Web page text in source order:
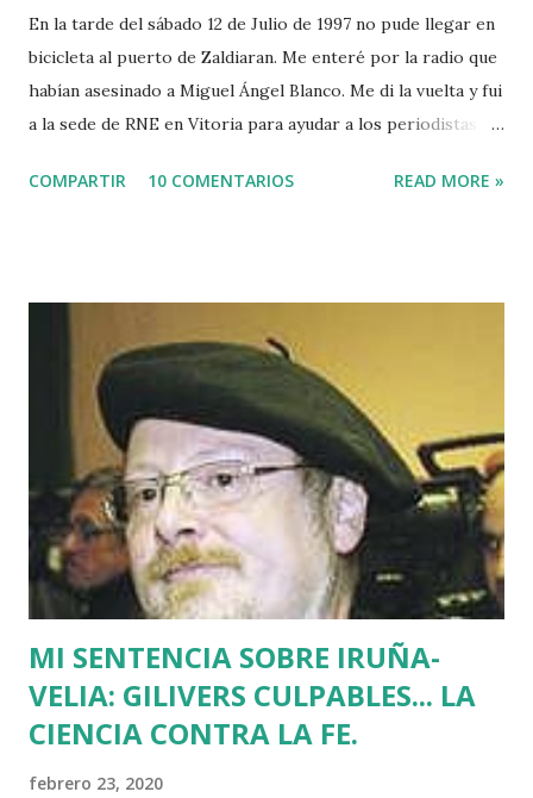
En la tarde del sábado 12 de Julio de 1997 no pude llegar en
bicicleta al puerto de Zaldiaran. Me enteré por la radio que
habían asesinado a Miguel Ángel Blanco. Me di la vuelta y fui
a la sede de RNE en Vitoria para ayudar a los periodistas
pudiera ocurrir después de que se cumpliera el plazo de 48
Batasuna, Rufi Etxeberria, que hasta el año pasado fue
dirigente de Sortu. Tras aquel vil secuestro, las calles de
Euskadi dejaron de ser dominadas por ETA y su entorno
político. Nadie recuerda en Bilbao una manifestación mayor
que la que había pedido la liberación de Miguel Angel
Blanco horas antes de su asesinato: concentró a más de
medio millón de personas. Fuimos muchos los que
descubrimos que l...
COMPARTIR 10 COMENTARIOS READ MORE »
MI SENTENCIA SOBRE IRUÑA-
VELIA: GILIVERS CULPABLES... LA
CIENCIA CONTRA LA FE.
febrero 23, 2020